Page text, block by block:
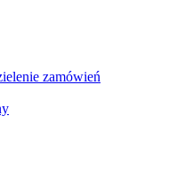
zamówień